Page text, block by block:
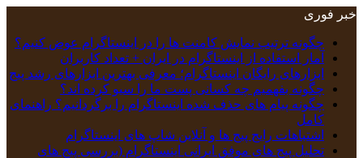
خبر فوری
چگونه ترتیب نمایش کامنت‌ ها را در اینستاگرام عوض کنیم؟
آمار استفاده از اینستاگرام در ایران + تعداد کاربران
ابزارهای رایگان اینستاگرام؛ معرفی بهترین ابزارهای رشد پیج
چگونه بفهمیم چه کسانی پست ما را سیو کرده اند؟
چگونه پیام‌ های حذف‌ شده اینستاگرام را برگردانیم؟ راهنمای
کامل
اشتباهات رایج پیج ها و آنلاین شاپ های اینستاگرام
تحلیل پیج‌ های موفق ایرانی اینستاگرام (بررسی پیج های